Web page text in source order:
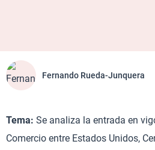
Fernando Rueda-Junquera
Tema: Se analiza la entrada en
Comercio entre Estados Unidos,